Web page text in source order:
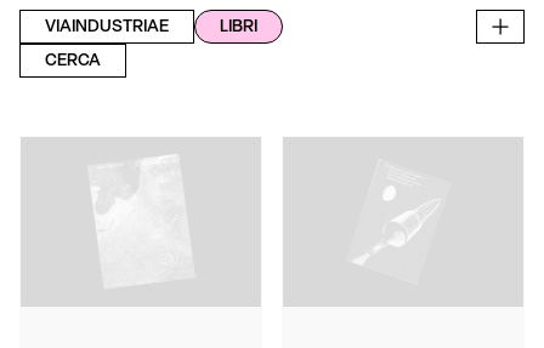
VIAINDUSTRIAE
LIBRI
CERCA